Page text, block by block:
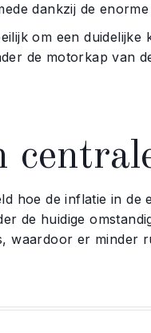
dankzij de
om een duidelijke
de motorkap van
hoe de inflatie in de
de huidige
waardoor er minder